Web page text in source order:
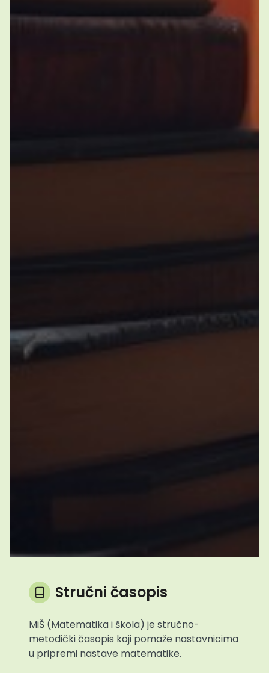
Stručni časopis
MiŠ (Matematika i škola) je stručno-
metodički časopis koji pomaže nastavnicima
u pripremi nastave matematike.